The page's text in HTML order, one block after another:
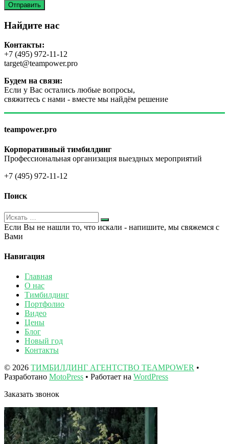
Найдите нас
Контакты:
+7 (495) 972-11-12
target@teampower.pro
Будем на связи:
Если у Вас остались любые вопросы,
свяжитесь с нами - вместе мы найдём решение
teampower.pro
Корпоративный тимбилдинг
Профессиональная организация выездных мероприятий
+7 (495) 972-11-12
Поиск
Если Вы не нашли то, что искали - напишите, мы свяжемся с
Вами
Навигация
Главная
О нас
Тимбилдинг
Портфолио
Видео
Цены
Блог
Новый год
Контакты
© 2026 ТИМБИЛДИНГ АГЕНТСТВО TEAMPOWER •
Разработано MotoPress • Работает на WordPress
Заказать звонок